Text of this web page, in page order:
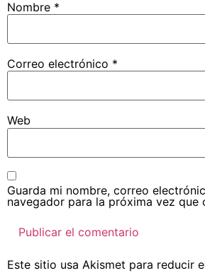
Nombre *
Correo electrónico *
Web
Guarda mi nombre, correo
navegador para la próxima vez que
Este sitio usa Akismet para reducir